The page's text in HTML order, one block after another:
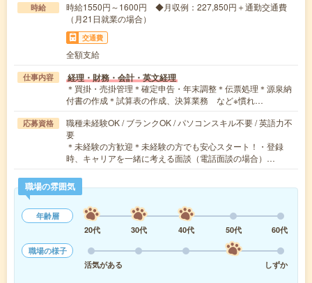
時給
時給1550円～1600円 ◆月収例：227,850円＋通勤交通費
（月21日就業の場合）
交通費
全額支給
仕事内容 経理・財務・会計・英文経理
＊買掛・売掛管理＊確定申告・年末調整＊伝票処理＊源泉納
付書の作成＊試算表の作成、決算業務 など※慣れ…
応募資格
職種未経験OK / ブランクOK / パソコンスキル不要 / 英語力不
要
＊未経験の方歓迎＊未経験の方でも安心スタート！・登録
時、キャリアを一緒に考える面談（電話面談の場合）…
職場の雰囲気
年齢層
20代
30代 40代 50代
60代
職場の様子
活気がある
しずか